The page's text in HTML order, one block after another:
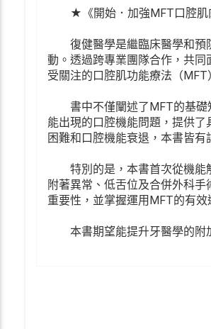
★《開始．加強MFT口腔肌肉
復健醫學是繼臨床醫學和預
動。透過跨專業團隊合作，共
受關注的口腔肌功能療法（MFT
書中不僅闡述了MFT的基礎
能出現的口腔機能問題，提供
困難和口腔機能衰退，本書皆有
特別的是，本書首次從機能
附著異常、低舌位及合併外科
重要性，並掌握運用MFT的有
本書期望能提升牙醫學的附